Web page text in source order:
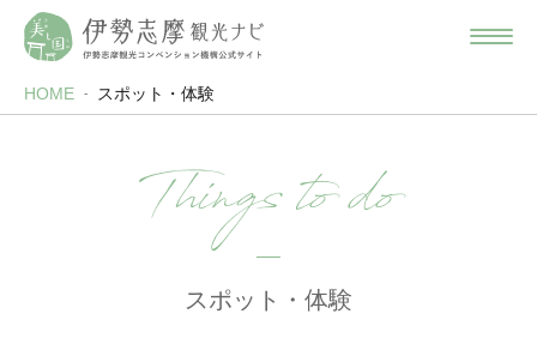
HOME スポット・体験
Things to do
スポット・体験